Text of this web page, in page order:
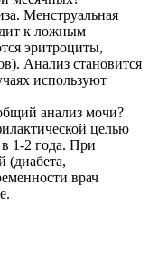
Менструальная
к ложным
эритроциты,
Анализ становится
используют
анализ мочи?
целью
1-2 года. При
(диабета,
врач